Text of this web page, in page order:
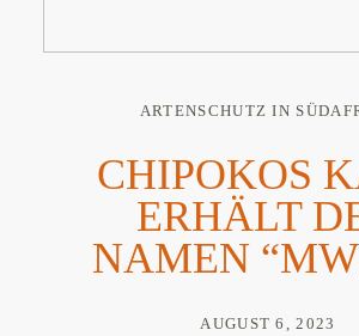
ARTENSCHUTZ IN
CHIPOKOS
ERHÄLT
NAMEN
AUGUST 6, 2023